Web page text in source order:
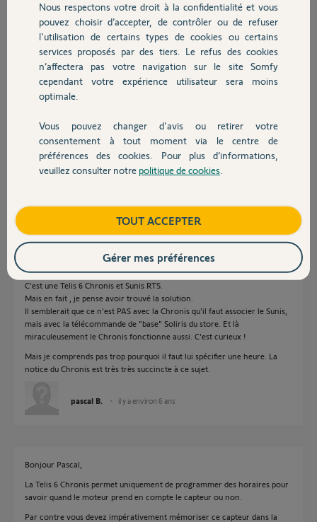
Chauffage
Autres produits
Devis avec un pro
Contact
il y a environ 6 ans
Participer au fil de discussion
Réponses
Bonjour
Pouvez-vous laisser ici les références de la Télis et du Sunis ?
Bonne journée !
Jean-Luc B. il y a environ 6 ans
Merci pour votre interessement. Oui pardon.
C'est une Telis 6 Chronis et Sunis RTS.
Mais en fait , je pense avoir trouvé la solution.
Il semblerait que ce n'est PAS avec la Chronis qu'il faut associer le Sunis,
mais avec la télécommande de "base" Soliris du store. Et là
miraculeusement le Chronis fonctionne aussi. C'est curieux !
Mais je comprends pas trop pourquoi il faut lui spécifier une heure. La
notice du Chronis est très très succincte à ce sujet.
pascal B. il y a environ 6 ans
Bonjour Pascal,
La Telis 6 Chronis permet uniquement de programmer des horaires pour
savoir quand le moteur prend en compte le capteur ou non.
Par contre vous devez impérativement mémoriser ce capteur dans la
Nous respectons votre droit à la confidentialité et vous
pouvez choisir d’accepter, de contrôler ou de refuser
l'utilisation de certains types de cookies ou certains
services proposés par des tiers. Le refus des cookies
n’affectera pas votre navigation sur le site Somfy
cependant votre expérience utilisateur sera moins
optimale.
Vous pouvez changer d'avis ou retirer votre
consentement à tout moment via le centre de
préférences des cookies. Pour plus d’informations,
veuillez consulter notre politique de cookies
TOUT ACCEPTER
Gérer mes préférences